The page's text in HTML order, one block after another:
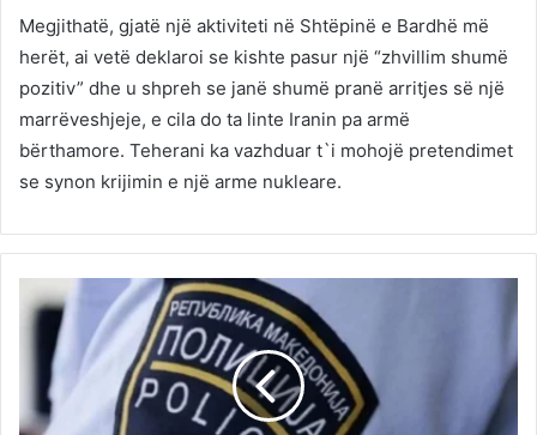
Megjithatë, gjatë një aktiviteti në Shtëpinë e Bardhë më
herët, ai vetë deklaroi se kishte pasur një “zhvillim shumë
pozitiv” dhe u shpreh se janë shumë pranë arritjes së një
marrëveshjeje, e cila do ta linte Iranin pa armë
bërthamore. Teherani ka vazhduar t`i mohojë pretendimet
se synon krijimin e një arme nukleare.